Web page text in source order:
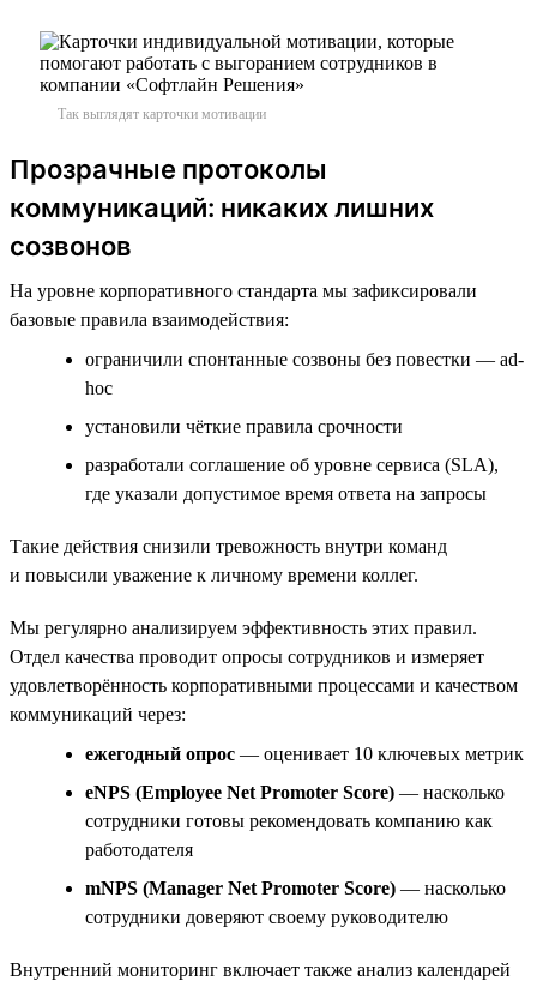
Так выглядят карточки мотивации
Прозрачные протоколы
коммуникаций: никаких лишних
созвонов
На уровне корпоративного стандарта мы зафиксировали
базовые правила взаимодействия:
ограничили спонтанные созвоны без повестки — ad-
hoc
установили чёткие правила срочности
разработали соглашение об уровне сервиса (SLA),
где указали допустимое время ответа на запросы
Такие действия снизили тревожность внутри команд
и повысили уважение к личному времени коллег.
Мы регулярно анализируем эффективность этих правил.
Отдел качества проводит опросы сотрудников и измеряет
удовлетворённость корпоративными процессами и качеством
коммуникаций через:
ежегодный опрос — оценивает 10 ключевых метрик
eNPS (Employee Net Promoter Score) — насколько
сотрудники готовы рекомендовать компанию как
работодателя
mNPS (Manager Net Promoter Score) — насколько
сотрудники доверяют своему руководителю
Внутренний мониторинг включает также анализ календарей